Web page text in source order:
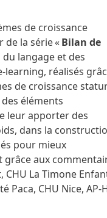
de croissance
la série «Bilan de
langage et des
learning, réalisés
de croissance
éléments
leur apporter des
dans la
pour mieux
aux
CHU La Timone
Paca, CHU Nice, AP-